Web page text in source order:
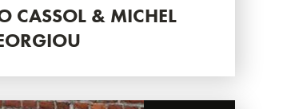
CASSOL & MICHEL